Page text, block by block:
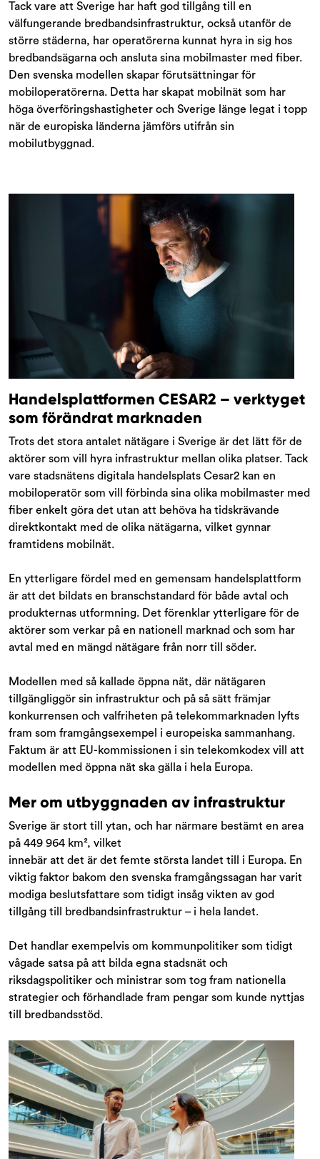
Tack vare att Sverige har haft god tillgång till en
välfungerande bredbandsinfrastruktur, också utanför de
större städerna, har operatörerna kunnat hyra in sig hos
bredbandsägarna och ansluta sina mobilmaster med fiber.
Den svenska modellen skapar förutsättningar för
mobiloperatörerna. Detta har skapat mobilnät som har
höga överföringshastigheter och Sverige länge legat i topp
när de europiska länderna jämförs utifrån sin
mobilutbyggnad.
Handelsplattformen CESAR2 – verktyget
som förändrat marknaden
Trots det stora antalet nätägare i Sverige är det lätt för de
aktörer som vill hyra infrastruktur mellan olika platser. Tack
vare stadsnätens digitala handelsplats Cesar2 kan en
mobiloperatör som vill förbinda sina olika mobilmaster med
fiber enkelt göra det utan att behöva ha tidskrävande
direktkontakt med de olika nätägarna, vilket gynnar
framtidens mobilnät.
En ytterligare fördel med en gemensam handelsplattform
är att det bildats en branschstandard för både avtal och
produkternas utformning. Det förenklar ytterligare för de
aktörer som verkar på en nationell marknad och som har
avtal med en mängd nätägare från norr till söder.
Modellen med så kallade öppna nät, där nätägaren
tillgängliggör sin infrastruktur och på så sätt främjar
konkurrensen och valfriheten på telekommarknaden lyfts
fram som framgångsexempel i europeiska sammanhang.
Faktum är att EU-kommissionen i sin telekomkodex vill att
modellen med öppna nät ska gälla i hela Europa.
Mer om utbyggnaden av infrastruktur
Sverige är stort till ytan, och har närmare bestämt en area
på 449 964 km², vilket
innebär att det är det femte största landet till i Europa. En
viktig faktor bakom den svenska framgångssagan har varit
modiga beslutsfattare som tidigt insåg vikten av god
tillgång till bredbandsinfrastruktur – i hela landet.
Det handlar exempelvis om kommunpolitiker som tidigt
vågade satsa på att bilda egna stadsnät och
riksdagspolitiker och ministrar som tog fram nationella
strategier och förhandlade fram pengar som kunde nyttjas
till bredbandsstöd.